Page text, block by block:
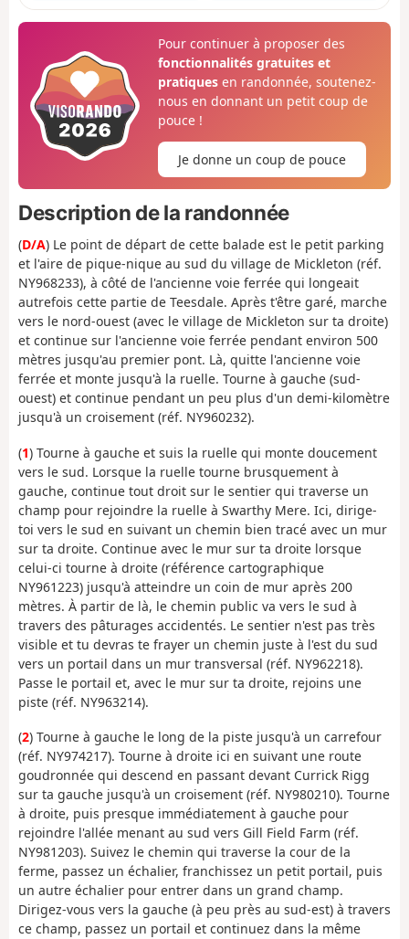
Pour continuer à proposer des
fonctionnalités gratuites et
pratiquesen randonnée, soutenez-
nous en donnant un petit coup de
pouce !
Je donne un coup de pouce
Description de la randonnée
(D/A) Le point de départ de cette balade est le petit parking
et l'aire de pique-nique au sud du village de Mickleton (réf.
NY968233), à côté de l'ancienne voie ferrée qui longeait
autrefois cette partie de Teesdale. Après t'être garé, marche
vers le nord-ouest (avec le village de Mickleton sur ta droite)
et continue sur l'ancienne voie ferrée pendant environ 500
mètres jusqu'au premier pont. Là, quitte l'ancienne voie
ferrée et monte jusqu'à la ruelle. Tourne à gauche (sud-
ouest) et continue pendant un peu plus d'un demi-kilomètre
jusqu'à un croisement (réf. NY960232).
(1) Tourne à gauche et suis la ruelle qui monte doucement
vers le sud. Lorsque la ruelle tourne brusquement à
gauche, continue tout droit sur le sentier qui traverse un
champ pour rejoindre la ruelle à Swarthy Mere. Ici, dirige-
toi vers le sud en suivant un chemin bien tracé avec un mur
sur ta droite. Continue avec le mur sur ta droite lorsque
celui-ci tourne à droite (référence cartographique
NY961223) jusqu'à atteindre un coin de mur après 200
mètres. À partir de là, le chemin public va vers le sud à
travers des pâturages accidentés. Le sentier n'est pas très
visible et tu devras te frayer un chemin juste à l'est du sud
vers un portail dans un mur transversal (réf. NY962218).
Passe le portail et, avec le mur sur ta droite, rejoins une
piste (réf. NY963214).
(2) Tourne à gauche le long de la piste jusqu'à un carrefour
(réf. NY974217). Tourne à droite ici en suivant une route
goudronnée qui descend en passant devant Currick Rigg
sur ta gauche jusqu'à un croisement (réf. NY980210). Tourne
à droite, puis presque immédiatement à gauche pour
rejoindre l'allée menant au sud vers Gill Field Farm (réf.
NY981203). Suivez le chemin qui traverse la cour de la
ferme, passez un échalier, franchissez un petit portail, puis
un autre échalier pour entrer dans un grand champ.
Dirigez-vous vers la gauche (à peu près au sud-est) à travers
ce champ, passez un portail et continuez dans la même